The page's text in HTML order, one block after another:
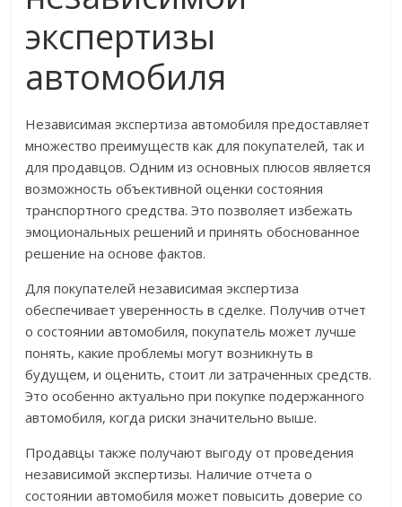
экспертизы
автомобиля
Независимая экспертиза автомобиля предоставляет
множество преимуществ как для покупателей, так и
для продавцов. Одним из основных плюсов является
возможность объективной оценки состояния
транспортного средства. Это позволяет избежать
эмоциональных решений и принять обоснованное
решение на основе фактов.
Для покупателей независимая экспертиза
обеспечивает уверенность в сделке. Получив отчет
о состоянии автомобиля, покупатель может лучше
понять, какие проблемы могут возникнуть в
будущем, и оценить, стоит ли затраченных средств.
Это особенно актуально при покупке подержанного
автомобиля, когда риски значительно выше.
Продавцы также получают выгоду от проведения
независимой экспертизы. Наличие отчета о
состоянии автомобиля может повысить доверие со